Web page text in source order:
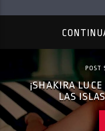
POST
¡SHAKIRA
LAS